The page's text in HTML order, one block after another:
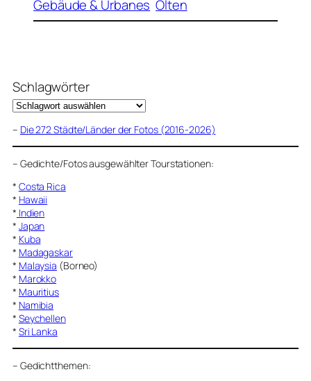
Gebäude & Urbanes Olten
Schlagwörter
– Die 272 Städte/Länder der Fotos (2016-2026)
– Gedichte/Fotos ausgewählter Tourstationen:
* Costa Rica
* Hawaii
* Indien
* Japan
* Kuba
* Madagaskar
* Malaysia (Borneo)
* Marokko
* Mauritius
* Namibia
* Seychellen
* Sri Lanka
– Gedichtthemen: